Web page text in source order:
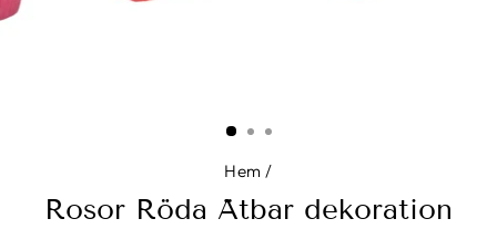
Hem /
Rosor Röda Ätbar dekoration